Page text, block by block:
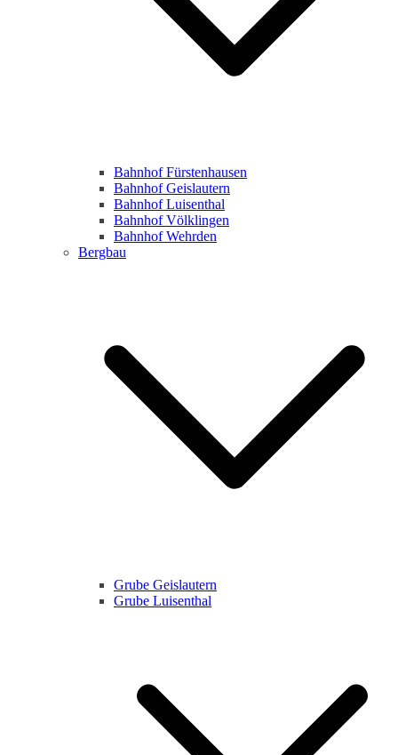
Bahnhof Fürstenhausen
Bahnhof Geislautern
Bahnhof Luisenthal
Bahnhof Völklingen
Bahnhof Wehrden
Bergbau
Grube Geislautern
Grube Luisenthal